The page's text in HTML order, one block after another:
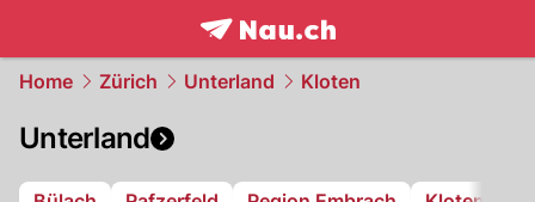
frontpage.NAU.ch
Home Zürich Unterland Kloten
Unterland